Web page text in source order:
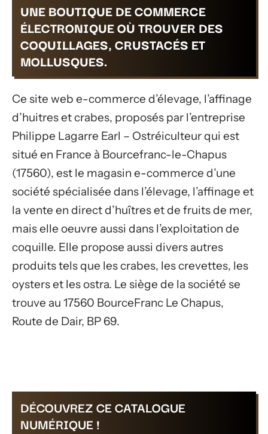
UNE BOUTIQUE DE COMMERCE
ÉLECTRONIQUE OÙ TROUVER DES
COQUILLAGES, CRUSTACÉS ET
MOLLUSQUES.
Ce site web e-commerce d’élevage, l’affinage
d’huitres et crabes, proposés par l’entreprise
Philippe Lagarre Earl – Ostréiculteur qui est
situé en France à Bourcefranc-le-Chapus
(17560), est le magasin e-commerce d’une
société spécialisée dans l’élevage, l’affinage et
la vente en direct d’huîtres et de fruits de mer,
mais elle oeuvre aussi dans l’exploitation de
coquille. Elle propose aussi divers autres
produits tels que les crabes, les crevettes, les
oysters et les ostra. Le siège de la société se
trouve au 17560 BourceFranc Le Chapus,
Route de Dair, BP 69.
DÉCOUVREZ CE CATALOGUE
NUMÉRIQUE !